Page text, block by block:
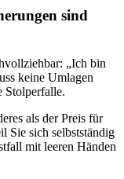
sind
„Ich bin
keine Umlagen
Stolperfalle.
als der Preis für
Sie sich selbstständig
mit leeren Händen